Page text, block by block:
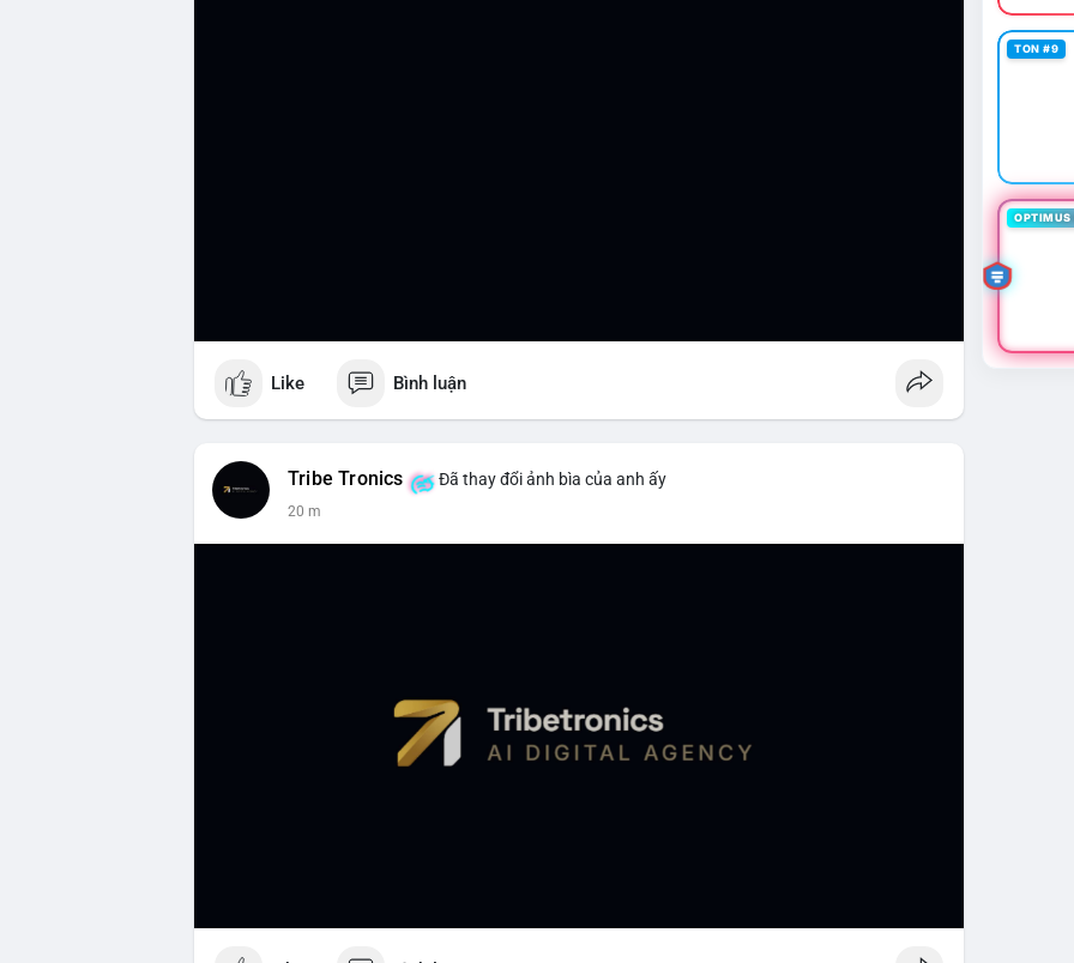
Like Bình luận
Tribe Tronics Đã thay đổi ảnh bìa của anh ấy
20 m
TON #9
OPTIMUS